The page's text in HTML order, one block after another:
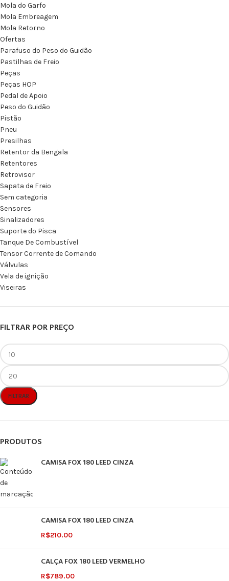
Mola do Garfo
Mola Embreagem
Mola Retorno
Ofertas
Parafuso do Peso do Guidão
Pastilhas de Freio
Peças
Peças HOP
Pedal de Apoio
Peso do Guidão
Pistão
Pneu
Presilhas
Retentor da Bengala
Retentores
Retrovisor
Sapata de Freio
Sem categoria
Sensores
Sinalizadores
Suporte do Pisca
Tanque De Combustível
Tensor Corrente de Comando
Válvulas
Vela de ignição
Viseiras
FILTRAR POR PREÇO
FILTRAR
PRODUTOS
CAMISA FOX 180 LEED CINZA
CAMISA FOX 180 LEED CINZA
R$210.00
CALÇA FOX 180 LEED VERMELHO
R$789.00